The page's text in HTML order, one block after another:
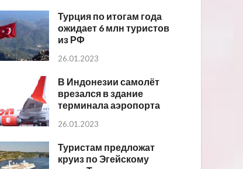
Турция по итогам года
ожидает 6 млн туристов
из РФ
26.01.2023
В Индонезии самолёт
врезался в здание
терминала аэропорта
26.01.2023
Туристам предложат
круиз по Эгейскому